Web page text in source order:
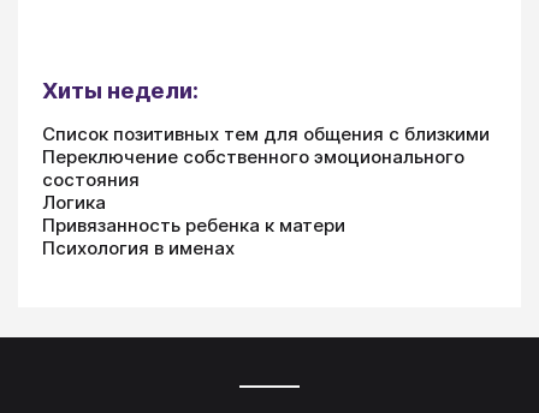
Хиты недели:
Список позитивных тем для общения с близкими
Переключение собственного эмоционального
состояния
Логика
Привязанность ребенка к матери
Психология в именах